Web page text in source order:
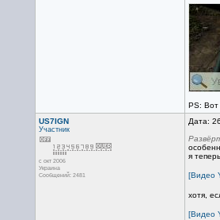
PS: Вот
US7IGN
Участник
с окт 2006
Украина
Сообщений: 2481
Дата:
я
[Видео
хотя,
[Видео